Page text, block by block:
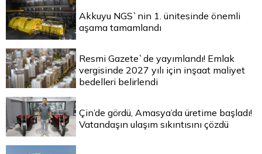
Akkuyu NGS`nin 1. ünitesinde önemli
aşama tamamlandı
Resmi Gazete`de yayımlandı! Emlak
vergisinde 2027 yılı için inşaat maliyet
bedelleri belirlendi
Çin’de gördü, Amasya’da üretime başladı!
Vatandaşın ulaşım sıkıntısını çözdü